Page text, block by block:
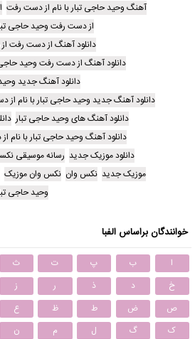
آهنگ وحید حاجی تبار با نام از دست رفت
از دست رفت وحید حاجی
دانلود آهنگ از دست رفت
دانلود آهنگ از دست رفت وحید حاجی
دانلود آهنگ جدید
دانلود آهنگ جدید وحید حاجی تبار با نام
دانلود آهنگ های وحید حاجی تبار
دانلود آهنگ وحید حاجی تبار با نام
دانلود موزیک جدید رسانه موسیقی
موزیک جدید نکس وان نکس وان موزیک
وحید حاجی
خوانندگان براساس الفبا
ا ب پ ت ث
خ
د ذ ر ز
ص
ض ط ظ ع
ک
گ ل م ن